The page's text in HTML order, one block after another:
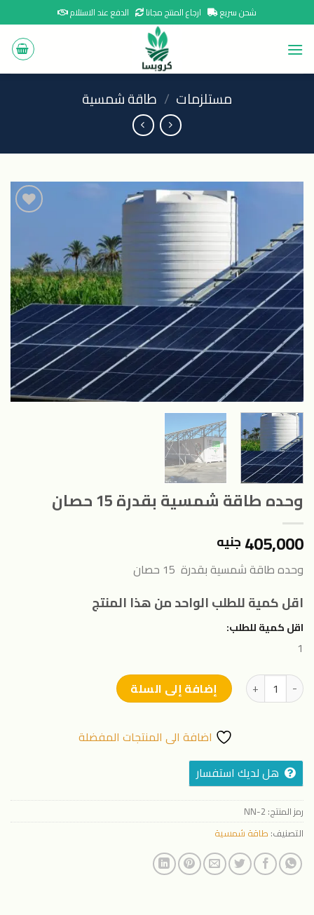
to
content
شحن سريع ارجاع المنتج مجانا الدفع عند الاستلام
مستلزمات / طاقة شمسية
اضافة
الى
المنتجات
المفضلة
وحده طاقة شمسية بقدرة 15 حصان
405,000 جنيه
وحده طاقة شمسية بقدرة 15 حصان
اقل كمية للطلب الواحد من هذا المنتج
اقل كمية للطلب:
1
كمية وحده طاقة شمسية بقدرة 15 حصان
إضافة إلى السلة
اضافة الى المنتجات المفضلة
هل لديك استفسار
رمز المنتج: NN-2
التصنيف: طاقة شمسية